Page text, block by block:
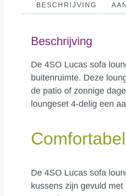
BESCHRIJVING
Beschrijving
De 4SO Lucas sofa
buitenruimte. Deze
de patio of zonnige
loungeset 4-delig een
De 4SO Lucas sofa
kussens zijn gevuld